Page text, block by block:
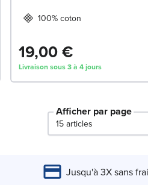
100% coton
19,00 €
Livraison sous 3 à 4 jours
Afficher par page
Jusqu'à 3X sans